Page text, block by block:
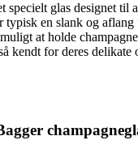
specielt glas designet til
typisk en slank og aflang
at holde
kendt for deres delikate